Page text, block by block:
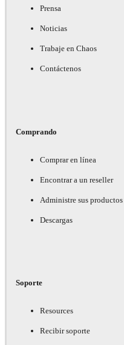
Prensa
Noticias
Trabaje en Chaos
Contáctenos
Comprando
Comprar en línea
Encontrar a un reseller
Administre sus productos
Descargas
Soporte
Resources
Recibir soporte